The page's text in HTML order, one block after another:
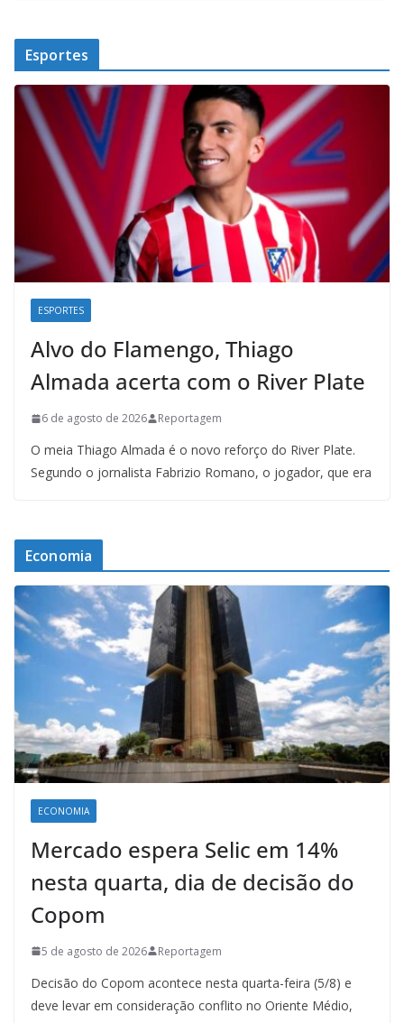
Esportes
ESPORTES
Alvo do Flamengo, Thiago
Almada acerta com o River Plate
6 de agosto de 2026 Reportagem
O meia Thiago Almada é o novo reforço do River Plate.
Segundo o jornalista Fabrizio Romano, o jogador, que era
Economia
ECONOMIA
Mercado espera Selic em 14%
nesta quarta, dia de decisão do
Copom
5 de agosto de 2026 Reportagem
Decisão do Copom acontece nesta quarta-feira (5/8) e
deve levar em consideração conflito no Oriente Médio,